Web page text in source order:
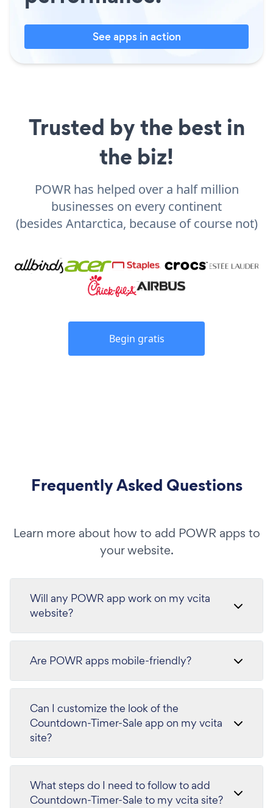
See apps in action
Trusted by the best in
the biz!
POWR has helped over a half million
businesses on every continent
(besides Antarctica, because of course not)
Begin gratis
Frequently Asked Questions
Learn more about how to add POWR apps to
your website.
Will any POWR app work on my vcita
website?
Are POWR apps mobile-friendly?
Can I customize the look of the
Countdown-Timer-Sale app on my vcita
site?
What steps do I need to follow to add
Countdown-Timer-Sale to my vcita site?